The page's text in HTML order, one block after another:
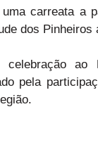
uma carreata a
dos Pinheiros
ao
pela